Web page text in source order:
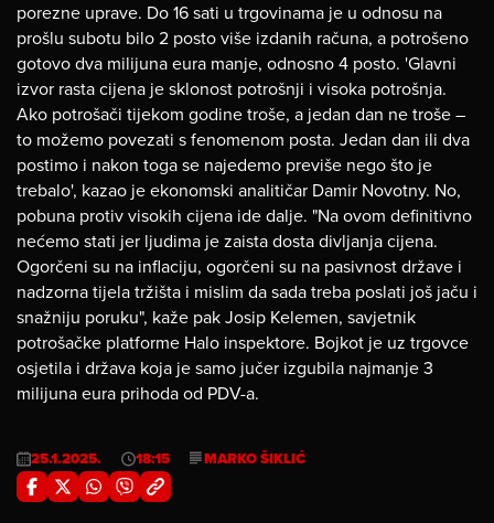
porezne uprave. Do 16 sati u trgovinama je u odnosu na
prošlu subotu bilo 2 posto više izdanih računa, a potrošeno
gotovo dva milijuna eura manje, odnosno 4 posto. 'Glavni
izvor rasta cijena je sklonost potrošnji i visoka potrošnja.
Ako potrošači tijekom godine troše, a jedan dan ne troše –
to možemo povezati s fenomenom posta. Jedan dan ili dva
postimo i nakon toga se najedemo previše nego što je
trebalo', kazao je ekonomski analitičar Damir Novotny. No,
pobuna protiv visokih cijena ide dalje. "Na ovom definitivno
nećemo stati jer ljudima je zaista dosta divljanja cijena.
Ogorčeni su na inflaciju, ogorčeni su na pasivnost države i
nadzorna tijela tržišta i mislim da sada treba poslati još jaču i
snažniju poruku", kaže pak Josip Kelemen, savjetnik
potrošačke platforme Halo inspektore. Bojkot je uz trgovce
osjetila i država koja je samo jučer izgubila najmanje 3
milijuna eura prihoda od PDV-a.
25.1.2025. 18:15 MARKO ŠIKLIĆ